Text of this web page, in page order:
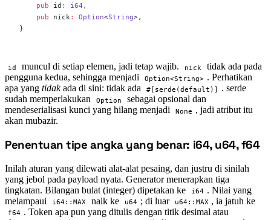
    pub
id : i64 ,
    pub
nick: Option<String>,
}
id muncul di setiap elemen, jadi tetap wajib. nick
tidak ada pada
pengguna kedua, sehingga menjadi
Option<String> . Perhatikan
apa yang tidakada di sini: tidak ada #[serde(default)]
. serde
sudah memperlakukan
Option
sebagai opsional dan
mendeserialisasi kunci yang hilang menjadi
None , jadi atribut itu
akan mubazir.
#
Penentuan tipe angka yang benar: i64, u64, f64
Inilah aturan yang dilewati alat-alat pesaing, dan justru di sinilah
yang jebol pada payload nyata. Generator menerapkan tiga
tingkatan. Bilangan bulat (integer) dipetakan ke
i64 . Nilai yang
melampaui
i64::MAX naik ke u64 ; di luar u64::MAX , ia jatuh ke
f64 . Token apa pun yang ditulis dengan titik desimal atau